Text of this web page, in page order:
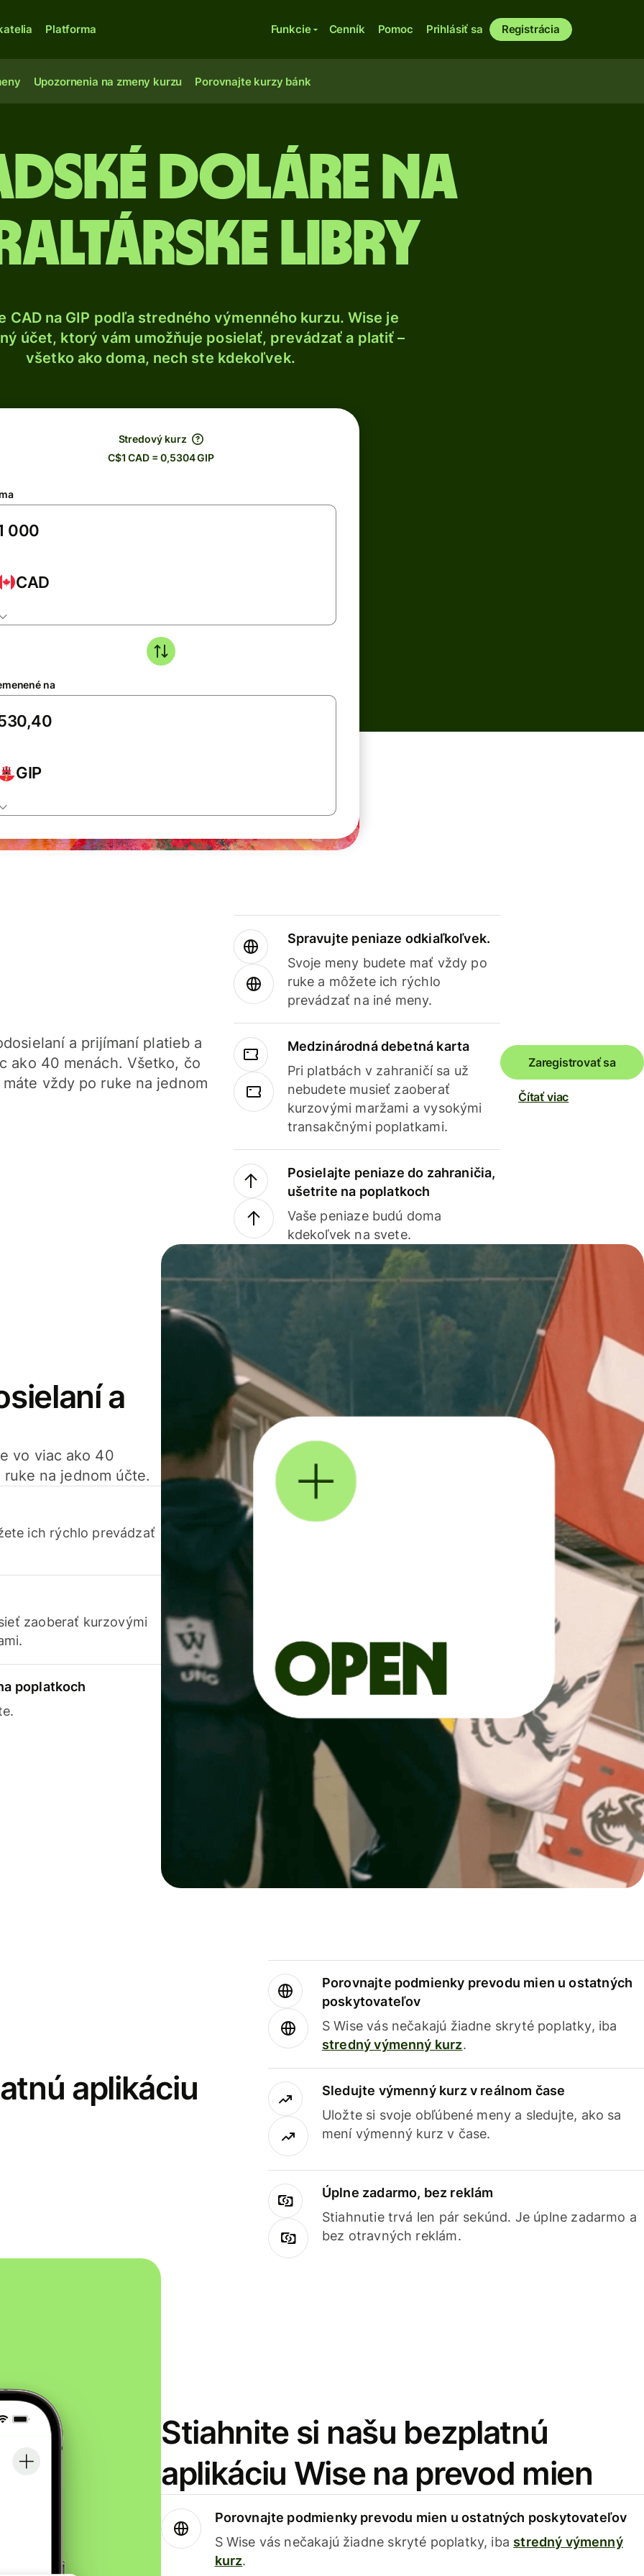
Platforma Funkcie Cenník Pomoc Prihlásiť sa Registrácia
Upozornenia na zmeny kurzu Porovnajte kurzy bánk
doláre na
libry
CAD na GIP podľa stredného výmenného kurzu. Wise je
účet, ktorý vám umožňuje posielať, prevádzať a platiť –
všetko ako doma, nech ste kdekoľvek.
Stredový kurz
C$1 CAD = 0,5304 GIP
CAD
na
GIP
a prijímaní platieb a
ako 40 menách. Všetko, čo
vždy po ruke na jednom
Spravujte peniaze odkiaľkoľvek.
Svoje meny budete mať vždy po
ruke a môžete ich rýchlo
prevádzať na iné meny.
Medzinárodná debetná karta
Pri platbách v zahraničí sa už
nebudete musieť zaoberať
kurzovými maržami a vysokými
transakčnými poplatkami.
Posielajte peniaze do zahraničia,
ušetrite na poplatkoch
Vaše peniaze budú doma
kdekoľvek na svete.
Zaregistrovať sa
Čítať viac
a
vo viac ako 40
na jednom účte.
ich rýchlo prevádzať
zaoberať kurzovými
poplatkoch
aplikáciu
Porovnajte podmienky prevodu mien u ostatných
poskytovateľov
S Wise vás nečakajú žiadne skryté poplatky, iba
stredný výmenný kurz.
Sledujte výmenný kurz v reálnom čase
Uložte si svoje obľúbené meny a sledujte, ako sa
mení výmenný kurz v čase.
Úplne zadarmo, bez reklám
Stiahnutie trvá len pár sekúnd. Je úplne zadarmo a
bez otravných reklám.
Stiahnite si našu bezplatnú
aplikáciu Wise na prevod mien
Porovnajte podmienky prevodu mien u ostatných poskytovateľov
S Wise vás nečakajú žiadne skryté poplatky, iba stredný výmenný
kurz.